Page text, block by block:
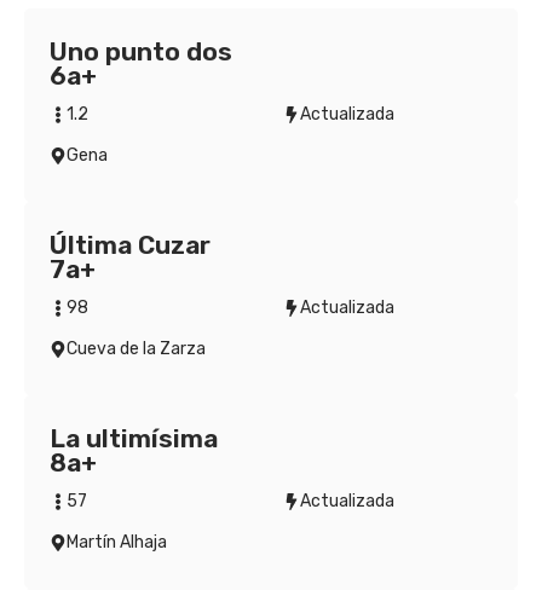
Uno punto dos
6a+
1.2
Actualizada
Gena
Última Cuzar
7a+
98
Actualizada
Cueva de la Zarza
La ultimísima
8a+
57
Actualizada
Martín Alhaja